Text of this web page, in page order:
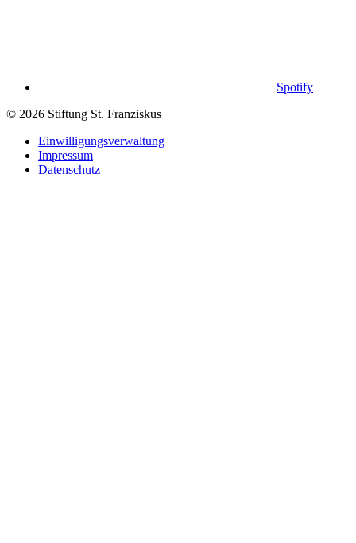
Spotify
© 2026 Stiftung St. Franziskus
Einwilligungsverwaltung
Impressum
Datenschutz